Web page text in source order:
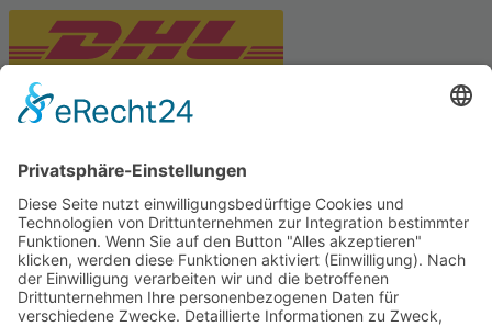
Tekal – Textile Lebensqualität
Exklusive moderne & Orientteppiche
Feuerwerk XXL
Pyrotechnik online bestellen